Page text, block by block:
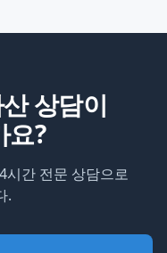
상담이
요?
시간 전문 상담으로
.